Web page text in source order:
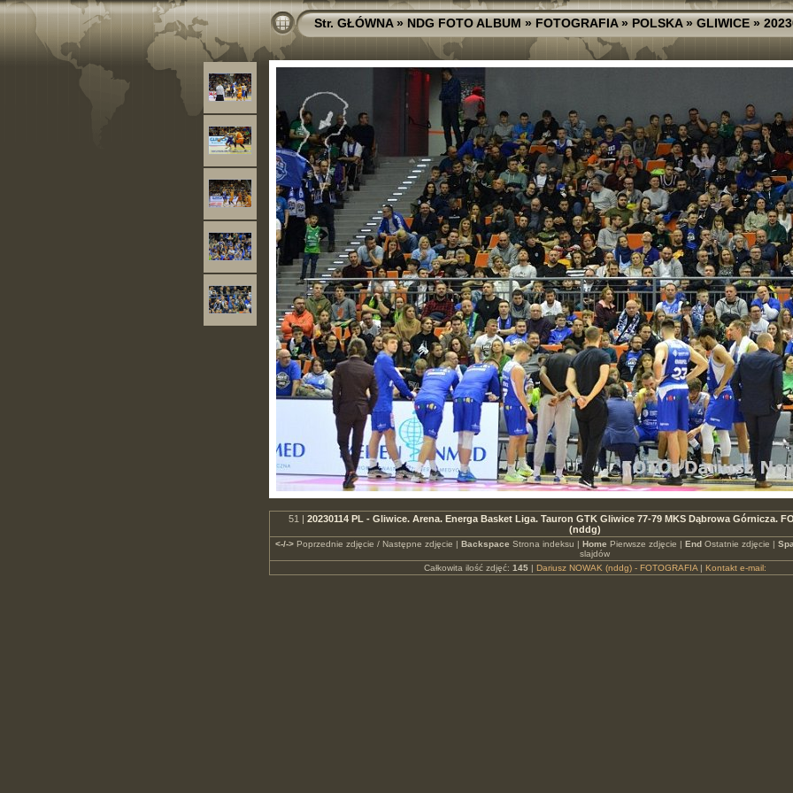
Str. GŁÓWNA»NDG FOTO ALBUM»FOTOGRAFIA»POLSKA»GLIWICE»
51 | 20230114 PL - Gliwice. Arena. Energa Basket Liga. Tauron GTK Gliwice 77-79 MKS Dąbrowa Górnicza.
(nddg)
<-/->Poprzednie zdjęcie / Następne zdjęcie | Backspace Strona indeksu | Home Pierwsze zdjęcie | EndOstatnie zdjęcie |
slajdów
Całkowita ilość zdjęć: 145| Dariusz NOWAK (nddg) - FOTOGRAFIA| Kontakt e-mail: